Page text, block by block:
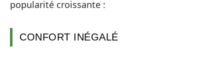
popularité croissante :
CONFORT INÉGALÉ